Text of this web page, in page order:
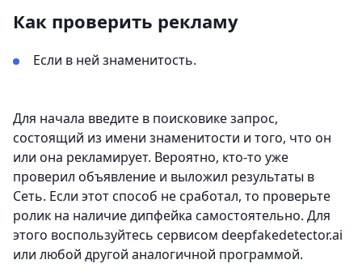
Как проверить рекламу
Если в ней знаменитость.
Для начала введите в поисковике запрос,
состоящий из имени знаменитости и того, что он
или она рекламирует. Вероятно, кто-то уже
проверил объявление и выложил результаты в
Сеть. Если этот способ не сработал, то проверьте
ролик на наличие дипфейка самостоятельно. Для
этого воспользуйтесь сервисом deepfakedetector.ai
или любой другой аналогичной программой.